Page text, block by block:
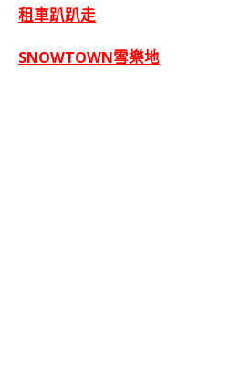
租車趴趴走
SNOWTOWN雪樂地